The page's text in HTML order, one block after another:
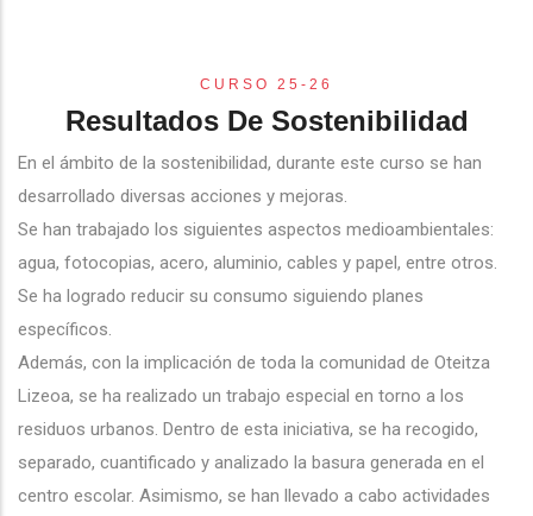
CURSO 25-26
Resultados De Sostenibilidad
En el ámbito de la sostenibilidad, durante este curso se han
desarrollado diversas acciones y mejoras.
Se han trabajado los siguientes aspectos medioambientales:
agua, fotocopias, acero, aluminio, cables y papel, entre otros.
Se ha logrado reducir su consumo siguiendo planes
específicos.
Además, con la implicación de toda la comunidad de Oteitza
Lizeoa, se ha realizado un trabajo especial en torno a los
residuos urbanos. Dentro de esta iniciativa, se ha recogido,
separado, cuantificado y analizado la basura generada en el
centro escolar. Asimismo, se han llevado a cabo actividades